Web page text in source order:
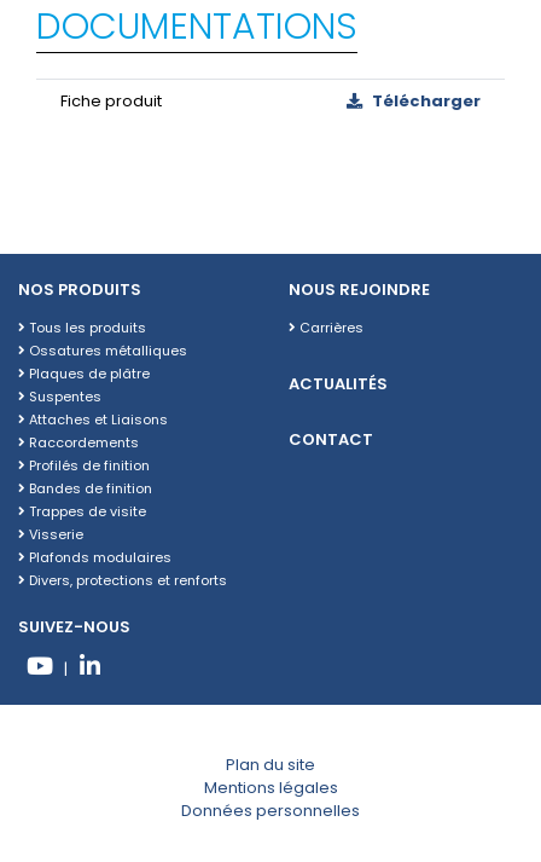
DOCUMENTATIONS
Fiche produit Télécharger
NOS PRODUITS
Tous les produits
Ossatures métalliques
Plaques de plâtre
Suspentes
Attaches et Liaisons
Raccordements
Profilés de finition
Bandes de finition
Trappes de visite
Visserie
Plafonds modulaires
Divers, protections et renforts
NOUS REJOINDRE
Carrières
ACTUALITÉS
CONTACT
SUIVEZ-NOUS
|
Plan du site
Mentions légales
Données personnelles